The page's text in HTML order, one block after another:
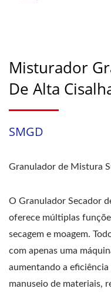
Misturador
De Alta
SMGD
Granulador de Mistura
O Granulador Secador
oferece múltiplas
secagem e moagem.
com apenas uma
aumentando a
manuseio de materiais,